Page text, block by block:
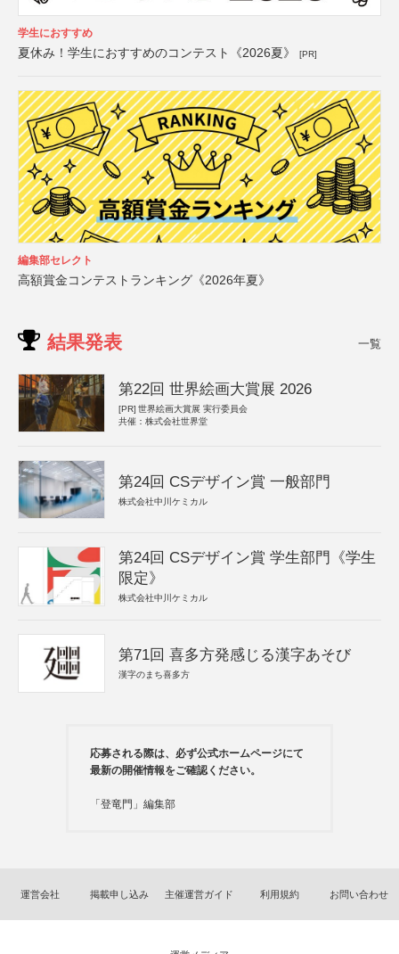
学生におすすめ
夏休み！学生におすすめのコンテスト《2026夏》 [PR]
編集部セレクト
高額賞金コンテストランキング《2026年夏》
結果発表 一覧
第22回 世界絵画大賞展 2026
[PR] 世界絵画大賞展 実行委員会
共催：株式会社世界堂
第24回 CSデザイン賞 一般部門
株式会社中川ケミカル
第24回 CSデザイン賞 学生部門《学生
限定》
株式会社中川ケミカル
第71回 喜多方発感じる漢字あそび
漢字のまち喜多方
応募される際は、必ず公式ホームページにて
最新の開催情報をご確認ください。
「登竜門」編集部
運営会社 掲載申し込み 主催運営ガイド 利用規約 お問い合わせ